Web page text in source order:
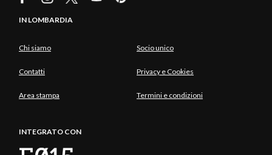
IN LOMBARDIA
Chi siamo Socio unico
Contatti Privacy e Cookies
Area stampa Termini e condizioni
INTEGRATO CON